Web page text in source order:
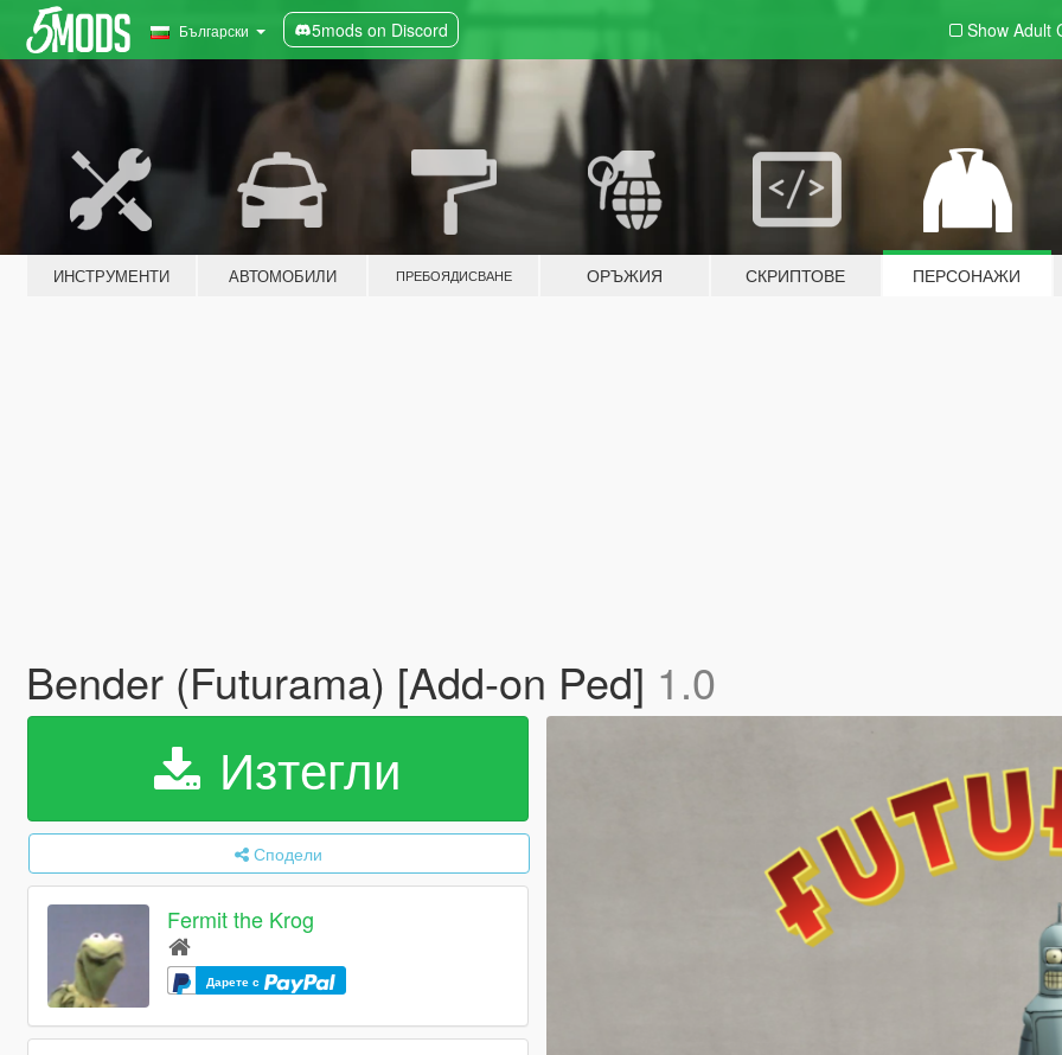
Български 5mods on Discord Show Adult
ИНСТРУМЕНТИ АВТОМОБИЛИ ПРЕБОЯДИСВАНЕ ОРЪЖИЯ СКРИПТОВЕ ПЕРСОНАЖИ
Bender (Futurama) [Add-on Ped] 1.0
Изтегли
Сподели
Fermit the Krog
Дарете с